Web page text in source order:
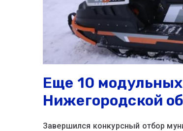
Еще 10
Нижегородской
Завершился конкурсный отбор